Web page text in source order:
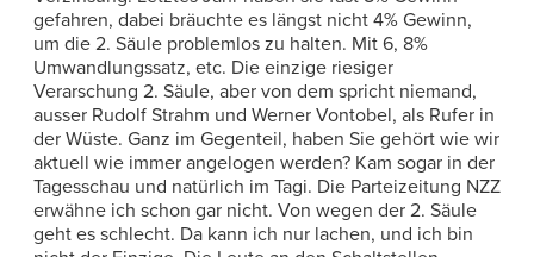
gefahren, dabei bräuchte es längst nicht 4% Gewinn,
um die 2. Säule problemlos zu halten. Mit 6, 8%
Umwandlungssatz, etc. Die einzige riesiger
Verarschung 2. Säule, aber von dem spricht niemand,
ausser Rudolf Strahm und Werner Vontobel, als Rufer in
der Wüste. Ganz im Gegenteil, haben Sie gehört wie wir
aktuell wie immer angelogen werden? Kam sogar in der
Tagesschau und natürlich im Tagi. Die Parteizeitung NZZ
erwähne ich schon gar nicht. Von wegen der 2. Säule
geht es schlecht. Da kann ich nur lachen, und ich bin